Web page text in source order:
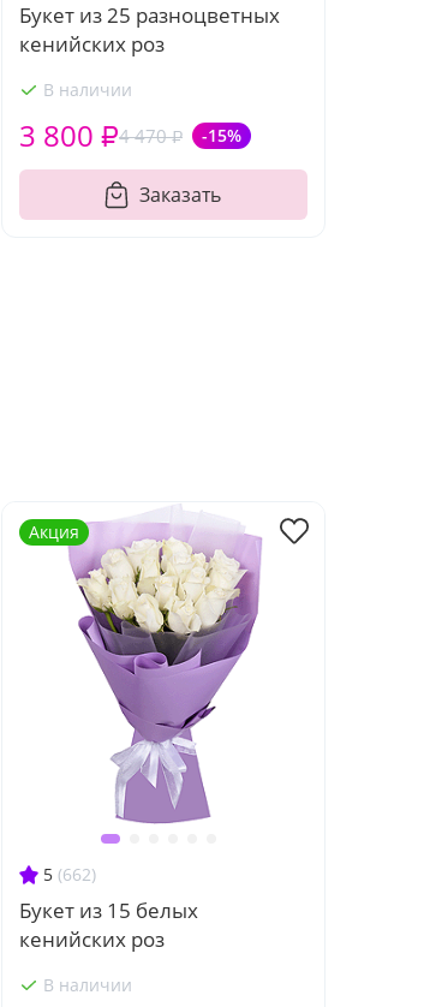
Букет из 25 разноцветных
кенийских роз
В наличии
4 470 ₽ -15%
3 800 ₽
Заказать
5 (662)
Букет из 15 белых
кенийских роз
В наличии
Акция